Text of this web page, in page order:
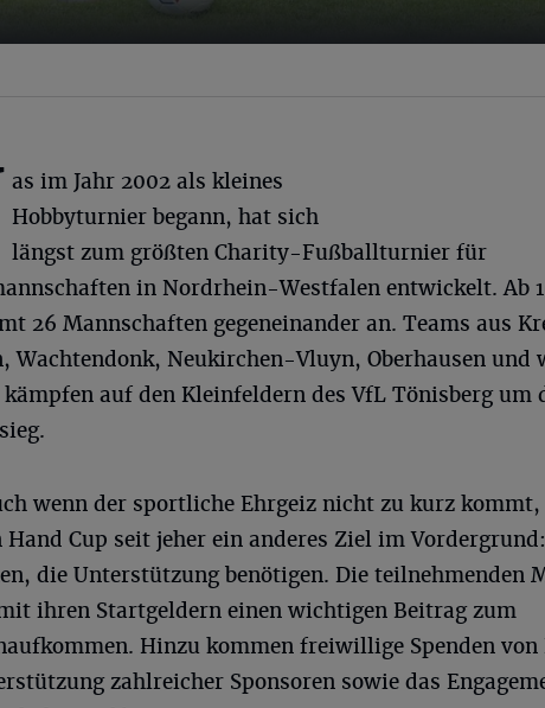
as im Jahr 2002 als kleines
Hobbyturnier begann, hat sich
längst zum größten Charity-Fußballturnier für
in Nordrhein-Westfalen entwickelt. Ab
26 Mannschaften gegeneinander an. Teams aus
Wachtendonk, Neukirchen-Vluyn, Oberhausen und
kämpfen auf den Kleinfeldern des VfL Tönisberg um
wenn der sportliche Ehrgeiz nicht zu kurz
Hand Cup seit jeher ein anderes Ziel im
die Unterstützung benötigen. Die teilnehmenden
ihren Startgeldern einen wichtigen Beitrag zum
Hinzu kommen freiwillige Spenden von
zahlreicher Sponsoren sowie das